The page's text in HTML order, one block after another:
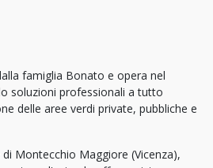
famiglia Bonato e opera nel
soluzioni professionali a tutto
delle aree verdi private, pubbliche e
Montecchio Maggiore (Vicenza),